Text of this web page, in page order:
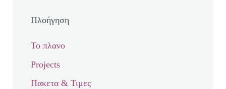
Πλοήγηση
Το πλανο
Projects
Πακετα & Τιμες